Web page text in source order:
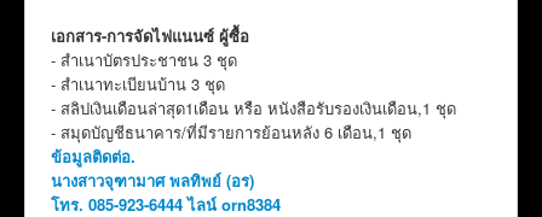
เอกสาร-การจัดไฟแนนซ์ ผู้ซื้อ
- สำเนาบัตรประชาชน 3 ชุด
- สำเนาทะเบียนบ้าน 3 ชุด
- สลิปเงินเดือนล่าสุด1เดือน หรือ หนังสือรับรองเงินเดือน,1 ชุด
- สมุดบัญชีธนาคาร/ที่มีรายการย้อนหลัง 6 เดือน,1 ชุด
ข้อมูลติดต่อ.
นางสาวจุฑามาศ พลทิพย์ (อร)
โทร. 085-923-6444 ไลน์ orn8384